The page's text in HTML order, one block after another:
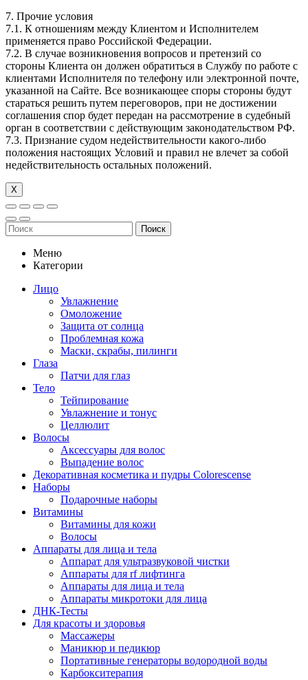
7. Прочие условия
7.1. К отношениям между Клиентом и Исполнителем
применяется право Российской Федерации.
7.2. В случае возникновения вопросов и претензий со
стороны Клиента он должен обратиться в Службу по работе с
клиентами Исполнителя по телефону или электронной почте,
указанной на Сайте. Все возникающее споры стороны будут
стараться решить путем переговоров, при не достижении
соглашения спор будет передан на рассмотрение в судебный
орган в соответствии с действующим законодательством РФ.
7.3. Признание судом недействительности какого-либо
положения настоящих Условий и правил не влечет за собой
недействительность остальных положений.
Х
Поиск
Меню
Категории
Лицо
Увлажнение
Омоложение
Защита от солнца
Проблемная кожа
Маски, скрабы, пилинги
Глаза
Патчи для глаз
Тело
Тейпирование
Увлажнение и тонус
Целлюлит
Волосы
Аксессуары для волос
Выпадение волос
Декоративная косметика и пудры Colorescense
Наборы
Подарочные наборы
Витамины
Витамины для кожи
Волосы
Аппараты для лица и тела
Аппарат для ультразвуковой чистки
Аппараты для rf лифтинга
Аппараты для лица и тела
Аппараты микротоки для лица
ДНК-Тесты
Для красоты и здоровья
Массажеры
Маникюр и педикюр
Портативные генераторы водородной воды
Карбокситерапия